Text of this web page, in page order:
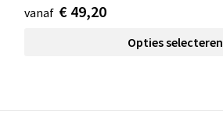
vanaf € 49,20
Opties selecteren